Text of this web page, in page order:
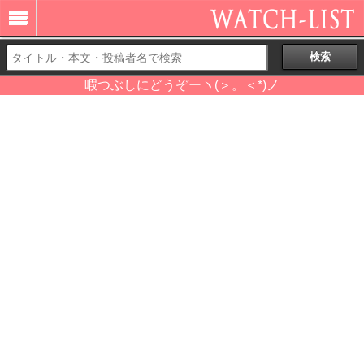
暇つぶしにどうぞーヽ(＞。＜*)ノ